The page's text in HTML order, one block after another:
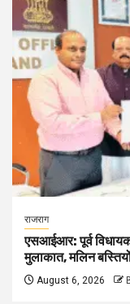
राजराग
एसआईआर: पूर्व विधायक
मुलाकात, मलिन
August 6, 2026